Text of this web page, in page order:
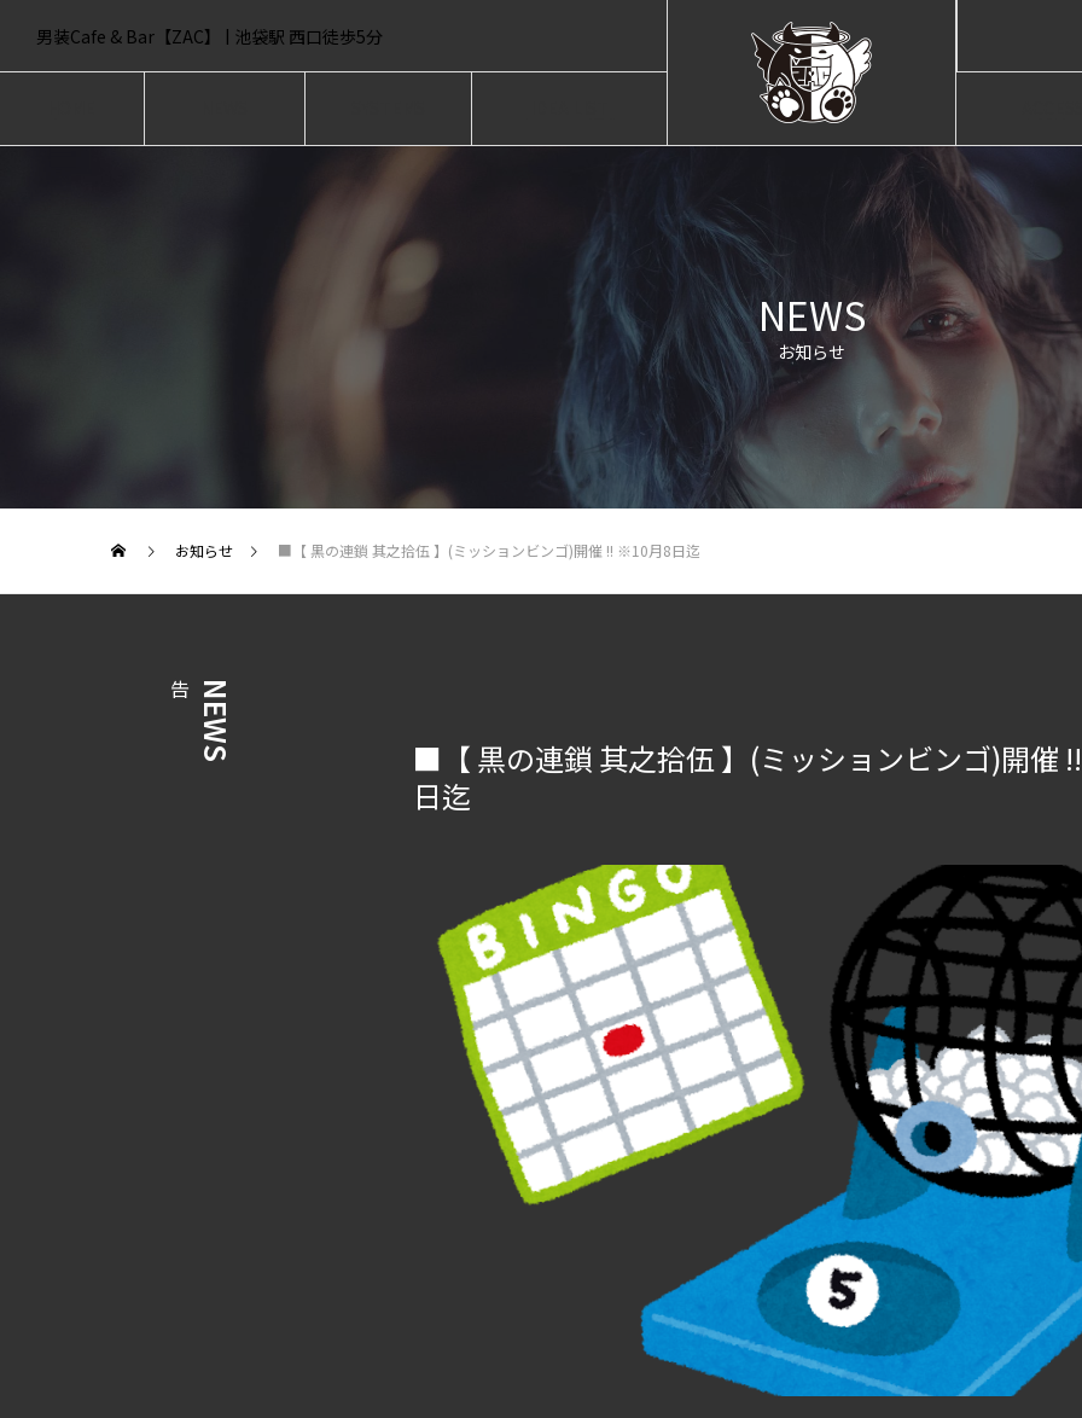
男装Cafe & Bar【ZAC】 | 池袋駅 西口徒歩5分
NEWS
お知らせ
お知らせ ■【 黒の連鎖 其之拾伍 】(ミッションビンゴ)開催 !! ※10月8日迄
NEWS
告
■【 黒の連鎖 其之拾伍 】(ミッションビンゴ)開催
日迄